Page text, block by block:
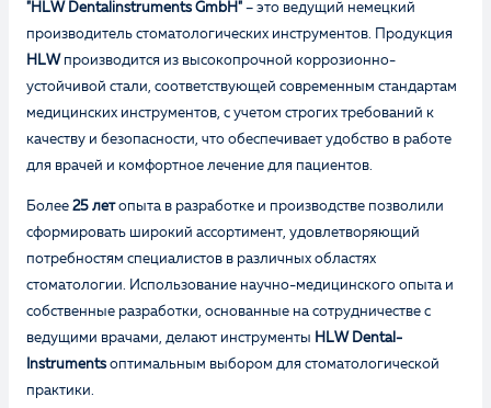
"HLW Dentalinstruments GmbH" – это ведущий немецкий
производитель стоматологических инструментов. Продукция
HLW производится из высокопрочной коррозионно-
устойчивой стали, соответствующей современным стандартам
медицинских инструментов, с учетом строгих требований к
качеству и безопасности, что обеспечивает удобство в работе
для врачей и комфортное лечение для пациентов.
Более 25 летопыта в разработке и производстве позволили
сформировать широкий ассортимент, удовлетворяющий
потребностям специалистов в различных областях
стоматологии. Использование научно-медицинского опыта и
собственные разработки, основанные на сотрудничестве с
ведущими врачами, делают инструменты HLW Dental-
Instruments оптимальным выбором для стоматологической
практики.